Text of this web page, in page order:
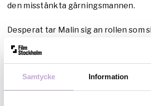
Samtycke Information
den misstänkta gärningsmannen.
Desperat tar Malin sig an rollen som
äktenskapet krackelerar och Malin
mellan yrkesetiken och lojaliteten till
kärleken överleva – eller kommer
åt?